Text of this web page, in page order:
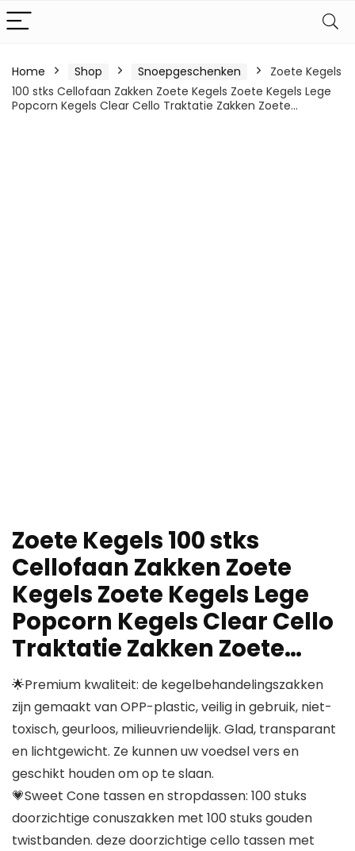
Home Shop Snoepgeschenken
Zoete Kegels
100 stks Cellofaan Zakken Zoete Kegels Zoete Kegels Lege
Popcorn Kegels Clear Cello Traktatie Zakken Zoete…
Zoete Kegels 100 stks
Cellofaan Zakken Zoete
Kegels Zoete Kegels Lege
Popcorn Kegels Clear Cello
Traktatie Zakken Zoete…
🌟Premium kwaliteit: de kegelbehandelingszakken
zijn gemaakt van OPP-plastic, veilig in gebruik, niet-
toxisch, geurloos, milieuvriendelijk. Glad, transparant
en lichtgewicht. Ze kunnen uw voedsel vers en
geschikt houden om op te slaan.
💗Sweet Cone tassen en stropdassen: 100 stuks
doorzichtige conuszakken met 100 stuks gouden
twistbanden. deze doorzichtige cello tassen met